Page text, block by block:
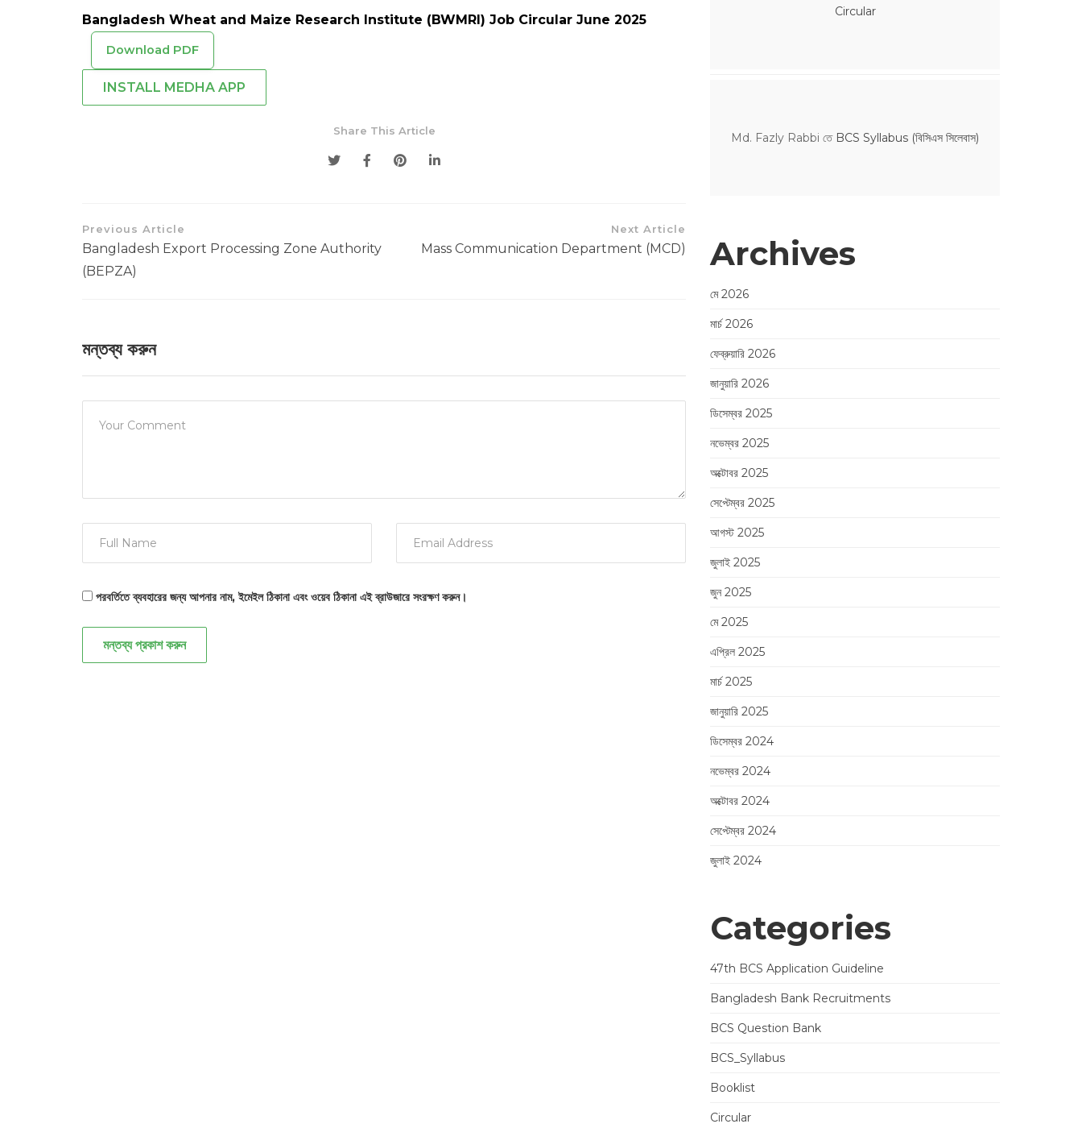
Bangladesh Wheat and Maize Research Institute (BWMRI) Job Circular June 2025
Download PDF
INSTALL MEDHA APP
Share This Article
Previous Article
Bangladesh Export Processing Zone Authority
(BEPZA)
Next Article
Mass Communication Department (MCD)
মন্তব্য করুন
পরবর্তিতে ব্যবহারের জন্য আপনার নাম, ইমেইল ঠিকানা এবং ওয়েব ঠিকানা এই ব্রাউজারে সংরক্ষণ করুন।
মন্তব্য প্রকাশ করুন
Circular
Md. Fazly Rabbi তে BCS Syllabus (বিসিএস সিলেবাস)
Archives
মে 2026
মার্চ 2026
ফেব্রুয়ারি 2026
জানুয়ারি 2026
ডিসেম্বর 2025
নভেম্বর 2025
অক্টোবর 2025
সেপ্টেম্বর 2025
আগস্ট 2025
জুলাই 2025
জুন 2025
মে 2025
এপ্রিল 2025
মার্চ 2025
জানুয়ারি 2025
ডিসেম্বর 2024
নভেম্বর 2024
অক্টোবর 2024
সেপ্টেম্বর 2024
জুলাই 2024
Categories
47th BCS Application Guideline
Bangladesh Bank Recruitments
BCS Question Bank
BCS_Syllabus
Booklist
Circular